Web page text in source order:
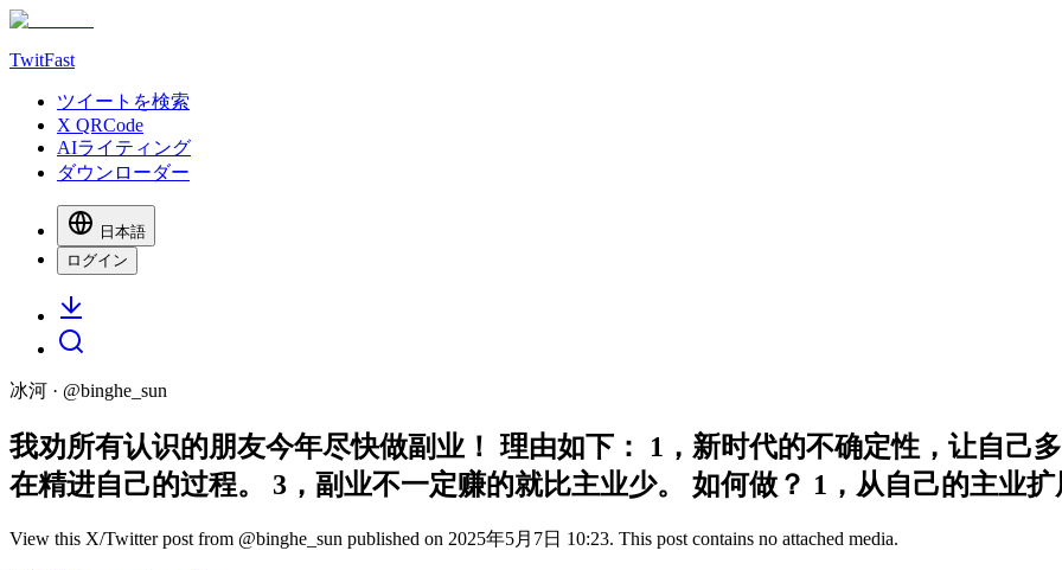
TwitFast
ツイートを検索
X QRCode
AIライティング
ダウンローダー
日本語
ログイン
冰河 · @binghe_sun
我劝所有认识的朋友今年尽快做副业！ 理由如下： 1，新时代的不确定性，让自己
在精进自己的过程。 3，副业不一定赚的就比主业少。 如何做？ 1，从自己的主业
View this X/Twitter post from @binghe_sun published on 2025年5月7日 10:23. This post contains no attached media.